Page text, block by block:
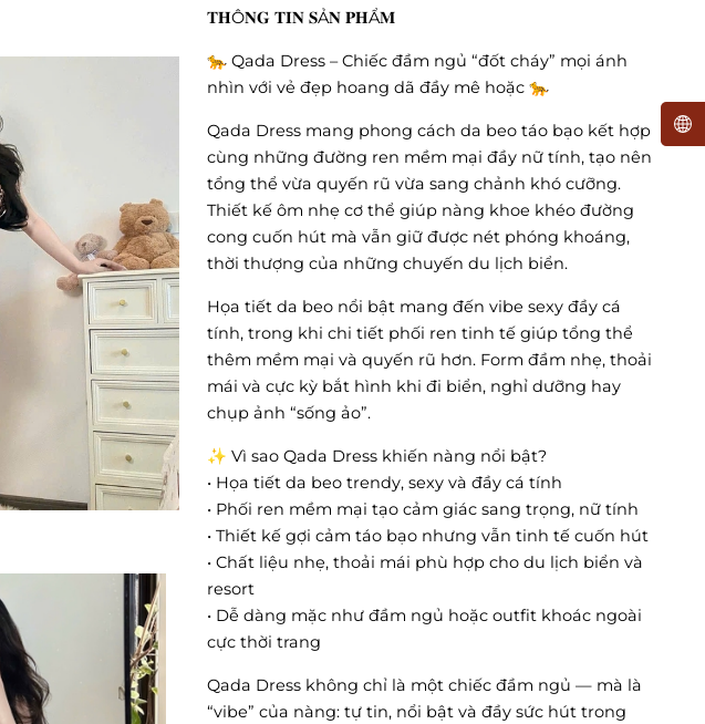
𝐓𝐇Ô𝐍𝐆 𝐓𝐈𝐍 𝐒Ả𝐍 𝐏𝐇Ẩ𝐌
🐆 Qada Dress – Chiếc đầm ngủ “đốt cháy” mọi ánh
nhìn với vẻ đẹp hoang dã đầy mê hoặc 🐆
Qada Dress mang phong cách da beo táo bạo kết hợp
cùng những đường ren mềm mại đầy nữ tính, tạo nên
tổng thể vừa quyến rũ vừa sang chảnh khó cưỡng.
Thiết kế ôm nhẹ cơ thể giúp nàng khoe khéo đường
cong cuốn hút mà vẫn giữ được nét phóng khoáng,
thời thượng của những chuyến du lịch biển.
Họa tiết da beo nổi bật mang đến vibe sexy đầy cá
tính, trong khi chi tiết phối ren tinh tế giúp tổng thể
thêm mềm mại và quyến rũ hơn. Form đầm nhẹ, thoải
mái và cực kỳ bắt hình khi đi biển, nghỉ dưỡng hay
chụp ảnh “sống ảo”.
✨ Vì sao Qada Dress khiến nàng nổi bật?
• Họa tiết da beo trendy, sexy và đầy cá tính
• Phối ren mềm mại tạo cảm giác sang trọng, nữ tính
• Thiết kế gợi cảm táo bạo nhưng vẫn tinh tế cuốn hút
• Chất liệu nhẹ, thoải mái phù hợp cho du lịch biển và
resort
• Dễ dàng mặc như đầm ngủ hoặc outfit khoác ngoài
cực thời trang
Qada Dress không chỉ là một chiếc đầm ngủ — mà là
“vibe” của nàng: tự tin, nổi bật và đầy sức hút trong